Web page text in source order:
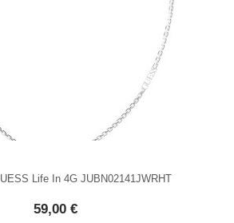
Life In 4G JUBN02141JWRHT
59,00 €